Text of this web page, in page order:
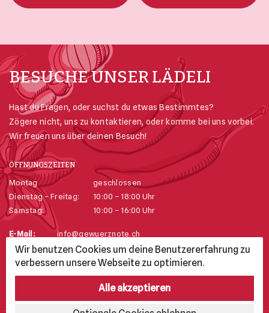
BESUCHE UNSER LÄDELI
Hast du Fragen, oder suchst du etwas Bestimmtes?
Zögere nicht, uns zu kontaktieren, oder komme bei uns vorbei.
Wir freuen uns über deinen Besuch!
ÖFFNUNGSZEITEN
Montag
geschlossen
Dienstag – Freitag:
10:00 – 18:00 Uhr
Samstag:
10:00 – 16:00 Uhr
E-Mail:
info@gewuerznote.ch
Telefon:
+41 52 625 74 23
Adresse:
Stadthausgasse 25, 8200 Schaffhausen
Wir benutzen Cookies um deine Benutzererfahrung zu
verbessern unsere Webseite zu optimieren.
Alle akzeptieren